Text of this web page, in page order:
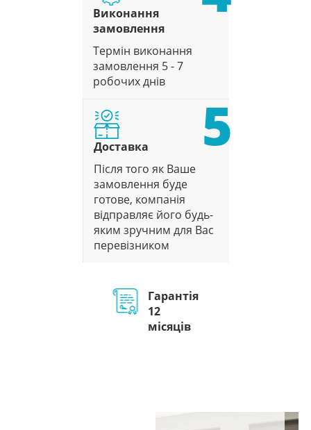
Виконання
замовлення
Термін виконання
замовлення 5 - 7
робочих днів
5
Доставка
Після того як Ваше
замовлення буде
готове, компанія
відправляє його будь-
яким зручним для Вас
перевізником
Гарантія
12
місяців